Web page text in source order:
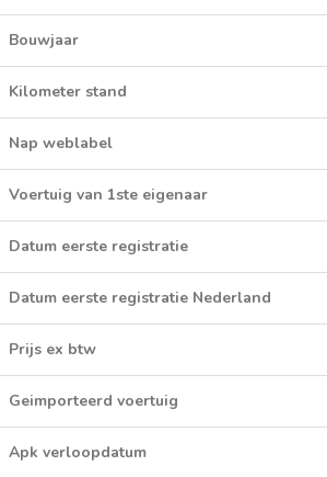
Bouwjaar
Kilometer stand
Nap weblabel
Voertuig van 1ste eigenaar
Datum eerste registratie
Datum eerste registratie Nederland
Prijs ex btw
Geimporteerd voertuig
Apk verloopdatum